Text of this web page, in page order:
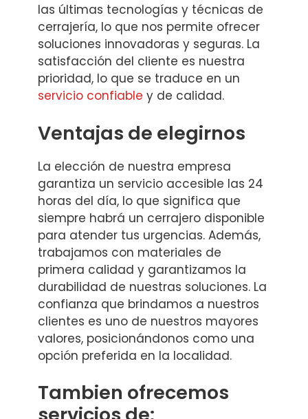
las últimas tecnologías y técnicas de
cerrajería, lo que nos permite ofrecer
soluciones innovadoras y seguras. La
satisfacción del cliente es nuestra
prioridad, lo que se traduce en un
servicio confiable y de calidad.
Ventajas de elegirnos
La elección de nuestra empresa
garantiza un servicio accesible las 24
horas del día, lo que significa que
siempre habrá un cerrajero disponible
para atender tus urgencias. Además,
trabajamos con materiales de
primera calidad y garantizamos la
durabilidad de nuestras soluciones. La
confianza que brindamos a nuestros
clientes es uno de nuestros mayores
valores, posicionándonos como una
opción preferida en la localidad.
Tambien ofrecemos